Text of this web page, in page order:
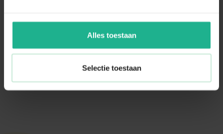
Alles toestaan
Selectie toestaan